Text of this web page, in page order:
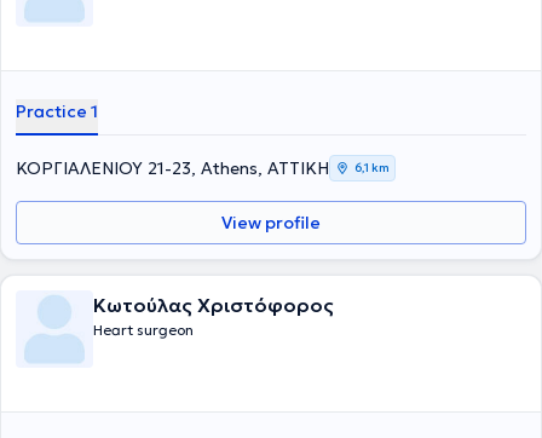
Practice 1
ΚΟΡΓΙΑΛΕΝΙΟΥ 21-23, Athens, ΑΤΤΙΚΗ 6,1 km
View profile
Κωτούλας Χριστόφορος
Heart surgeon